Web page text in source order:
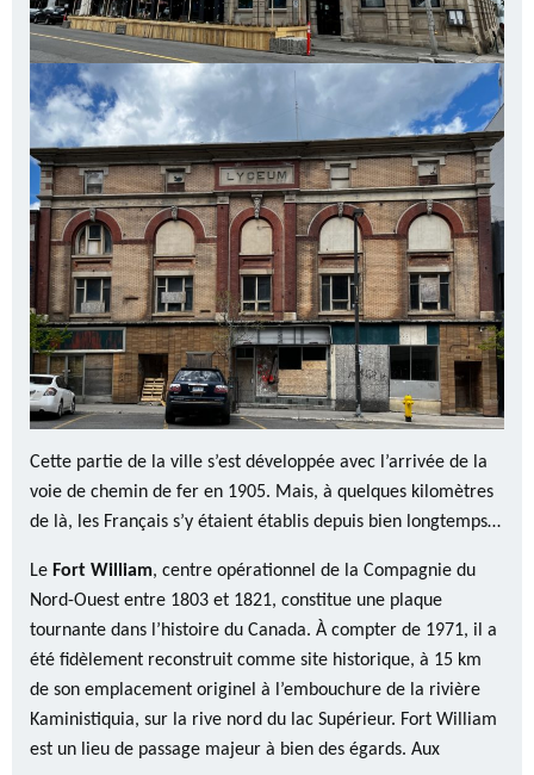
Cette partie de la ville s’est développée avec l’arrivée de la
voie de chemin de fer en 1905. Mais, à quelques kilomètres
de là, les Français s’y étaient établis depuis bien longtemps…
Le Fort William, centre opérationnel de la Compagnie du
Nord-Ouest entre 1803 et 1821, constitue une plaque
tournante dans l’histoire du Canada. À compter de 1971, il a
été fidèlement reconstruit comme site historique, à 15 km
de son emplacement originel à l’embouchure de la rivière
Kaministiquia, sur la rive nord du lac Supérieur. Fort William
est un lieu de passage majeur à bien des égards. Aux